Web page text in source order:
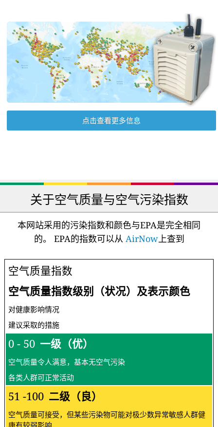
点击查看更多信息
关于空气质量与空气污染指数
本网站采用的污染指数和颜色与EPA是完全相同
的。 EPA的指数可以从 AirNow上查到
空气质量指数
空气质量指数级别（状况）及表示颜色
对健康影响情况
建议采取的措施
0 - 50 一级（优）
空气质量令人满意，基本无空气污染
各类人群可正常活动
51 -100 二级（良）
空气质量可接受，但某些污染物可能对极少数异常敏感人群健
康有较弱影响